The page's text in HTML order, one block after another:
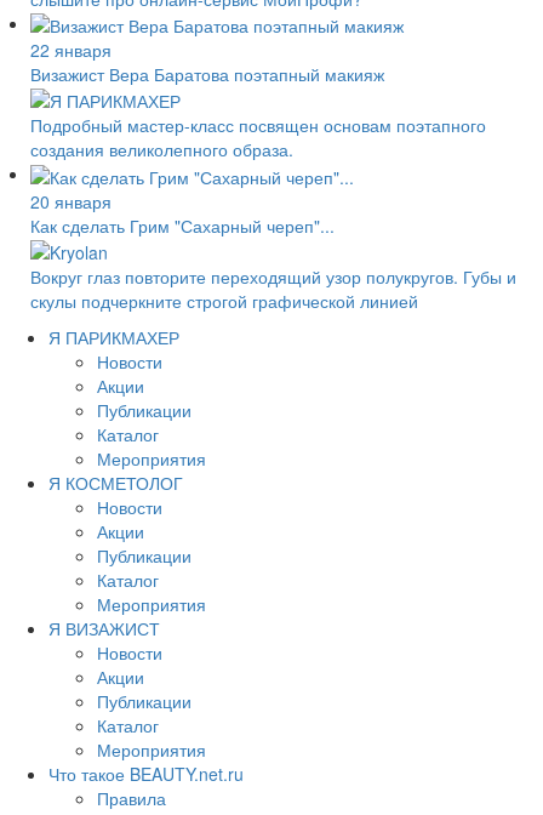
22 января
Визажист Вера Баратова поэтапный макияж
Подробный мастер-класс посвящен основам поэтапного
создания великолепного образа.
20 января
Как сделать Грим "Сахарный череп"...
Вокруг глаз повторите переходящий узор полукругов. Губы и
скулы подчеркните строгой графической линией
Я ПАРИКМАХЕР
Новости
Акции
Публикации
Каталог
Мероприятия
Я КОСМЕТОЛОГ
Новости
Акции
Публикации
Каталог
Мероприятия
Я ВИЗАЖИСТ
Новости
Акции
Публикации
Каталог
Мероприятия
Что такое BEAUTY.net.ru
Правила